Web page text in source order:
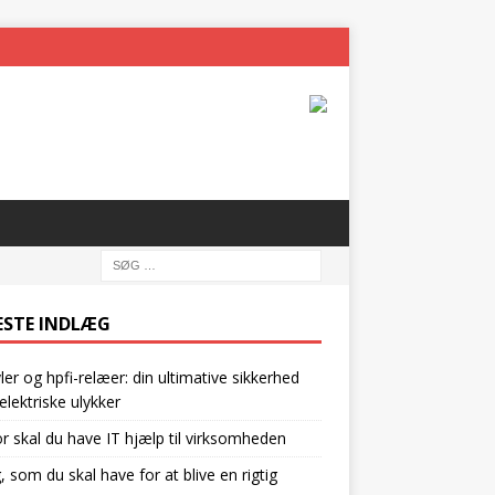
INDLÆG
og hpfi-relæer: din ultimative sikkerhed
ulykker
skal du have IT hjælp til virksomheden
som du skal have for at blive en rigtig